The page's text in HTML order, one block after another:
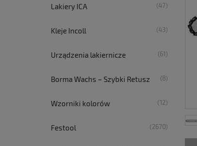
Lakiery ICA (47)
Kleje Incoll (43)
Urządzenia lakiernicze (61)
Borma Wachs – Szybki Retusz (8)
Wzorniki kolorów (12)
Festool (2670)